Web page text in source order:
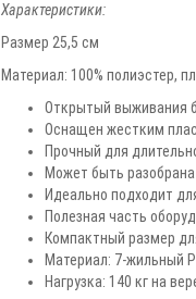
Характеристики:
Размер 25,5 см
Материал: 100% полиэстер,
Открытый выживания
Оснащен жестким
Прочный для
Может быть
Идеально подходит
Полезная часть
Компактный размер
Материал: 7-жильный
Нагрузка: 140 кг на